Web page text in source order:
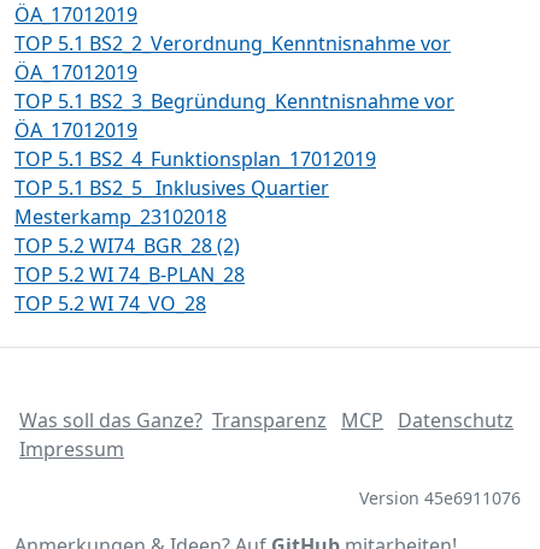
ÖA_17012019
TOP 5.1 BS2_2_Verordnung_Kenntnisnahme vor
ÖA_17012019
TOP 5.1 BS2_3_Begründung_Kenntnisnahme vor
ÖA_17012019
TOP 5.1 BS2_4_Funktionsplan_17012019
TOP 5.1 BS2_5_ Inklusives Quartier
Mesterkamp_23102018
TOP 5.2 WI74_BGR_28 (2)
TOP 5.2 WI 74_B-PLAN_28
TOP 5.2 WI 74_VO_28
Was soll das Ganze? Transparenz MCP
Datenschutz
Impressum
Version 45e6911076